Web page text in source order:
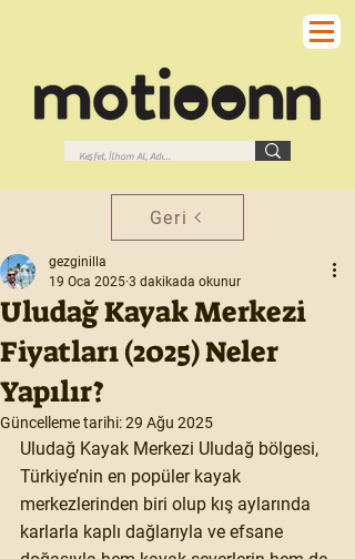
Geri
Uludağ Kayak Merkezi
Fiyatları (2025) Neler
Yapılır?
gezginilla
19 Oca 2025 3 dakikada okunur
Güncelleme tarihi:29 Ağu 2025
Uludağ Kayak Merkezi Uludağ bölgesi,
Türkiye’nin en popüler kayak
merkezlerinden biri olup kış aylarında
karlarla kaplı dağlarıyla ve efsane